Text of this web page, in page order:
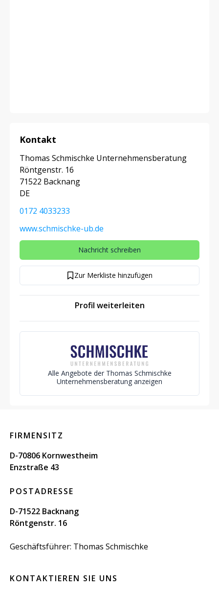
Kontakt
Thomas Schmischke Unternehmensberatung
Röntgenstr. 16
71522 Backnang
DE
0172 4033233
www.schmischke-ub.de
Nachricht schreiben
Zur Merkliste hinzufügen
Profil weiterleiten
Alle Angebote der Thomas Schmischke
Unternehmensberatung anzeigen
FIRMENSITZ
D-70806 Kornwestheim
Enzstraße 43
POSTADRESSE
D-71522 Backnang
Röntgenstr. 16
Geschäftsführer: Thomas Schmischke
KONTAKTIEREN SIE UNS